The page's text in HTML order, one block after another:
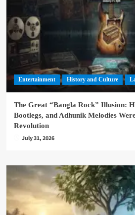
Entertainment History and Culture
The Great “Bangla Rock” Illusion:
Bootlegs, and Adhunik Melodies
Revolution
July 31, 2026